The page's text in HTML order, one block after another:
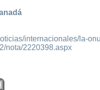
internacionales/la-
nota/2220398.aspx